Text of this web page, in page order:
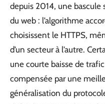
depuis 2014, une bascule
du web : l’algorithme
choisissent le HTTPS,
d’un secteur à l’autre.
une courte baisse de
compensée par une
généralisation du